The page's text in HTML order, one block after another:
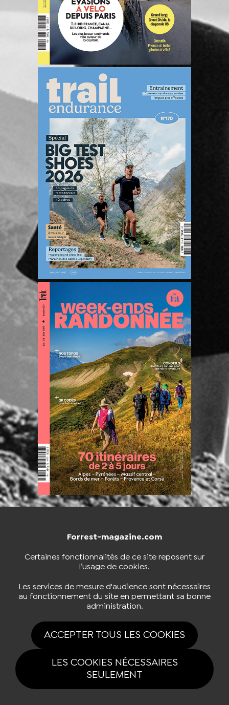
Forrest-magazine.com
Certaines fonctionnalités de ce site reposent sur
l’usage de cookies.
Les services de mesure d'audience sont nécessaires
au fonctionnement du site en permettant sa bonne
administration.
ACCEPTER TOUS LES COOKIES
LES COOKIES NÉCESSAIRES
SEULEMENT
NOUS CONTACTER BOUTIQUE
NOUS SUIVRE
Tous drois réservés Forrest-magazine.com 2026 |
Politique de confidentialité|Gestion des cookies